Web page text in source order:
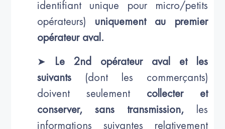
identifiant unique pour micro/petits
opérateurs) uniquement au premier
opérateur aval.
➤ Le 2nd opérateur aval et les
suivants (dont les commerçants)
doivent seulement collecter et
conserver, sans transmission,les
informations suivantes relativement